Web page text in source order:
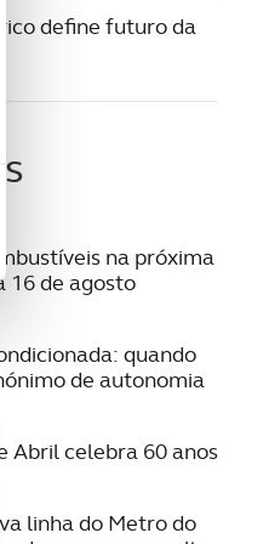
define futuro da
na próxima
16 de agosto
quando
de autonomia
Abril celebra 60 anos
linha do Metro do